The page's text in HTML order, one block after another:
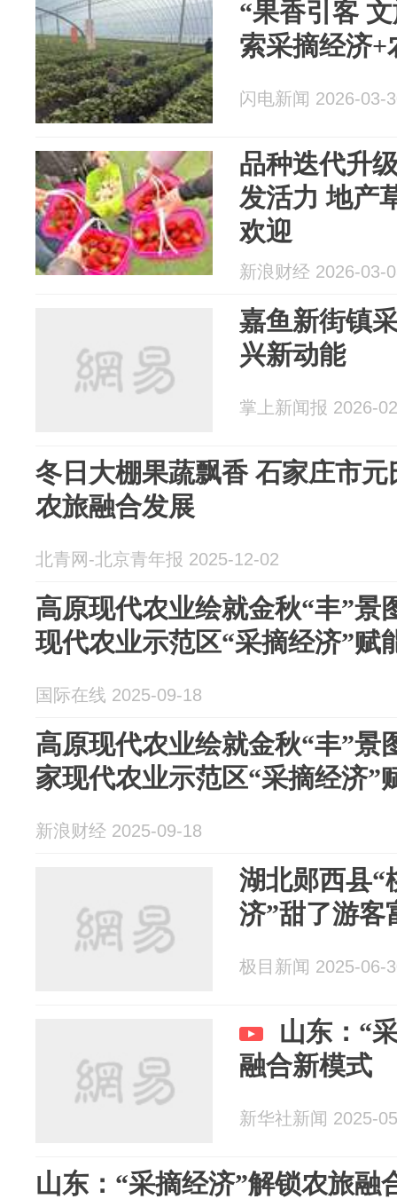
“果香引客
索采摘经济+
闪电新闻 2026-03-
品种迭代升
发活力 地产
欢迎
新浪财经 2026-03-
嘉鱼新街镇
兴新动能
掌上新闻报 2026-
冬日大棚果蔬飘香 石家庄市元
农旅融合发展
北青网-北京青年报 2025-12-02
高原现代农业绘就金秋“丰”
现代农业示范区“采摘经济”赋
国际在线 2025-09-18
高原现代农业绘就金秋“丰”
家现代农业示范区“采摘经济”
新浪财经 2025-09-18
湖北郧西县“
济”甜了游客
极目新闻 2025-06-
山东：“
融合新模式
新华社新闻 2025-
山东：“采摘经济”解锁农旅融